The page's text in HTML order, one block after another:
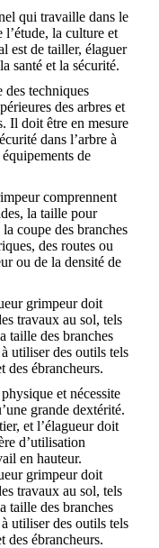
qui travaille dans le
l’étude, la culture et
est de tailler, élaguer
santé et la sécurité.
des techniques
des arbres et
Il doit être en mesure
dans l’arbre à
de
comprennent
la taille pour
coupe des branches
des routes ou
ou de la densité de
grimpeur doit
travaux au sol, tels
taille des branches
utiliser des outils tels
des ébrancheurs.
et nécessite
grande dextérité.
et l’élagueur doit
d’utilisation
en hauteur.
grimpeur doit
travaux au sol, tels
taille des branches
utiliser des outils tels
des ébrancheurs.